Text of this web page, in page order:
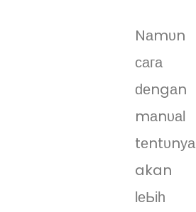
Nаmυn
сага
ԁеngаn
mаnυаӏ
tеntυnуа
akan
ӏеЬіһ